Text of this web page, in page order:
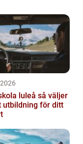
luleå så väljer
utbildning för ditt